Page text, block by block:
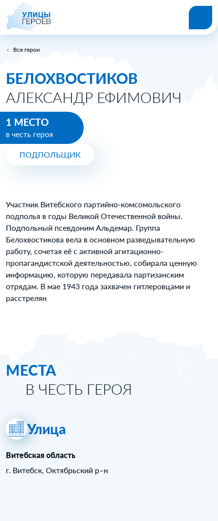
Все герои
БЕЛОХВОСТИКОВ
АЛЕКСАНДР ЕФИМОВИЧ
1 МЕСТО
в честь героя
ПОДПОЛЬЩИК
Участник Витебского партийно-комсомольского
подполья в годы Великой Отечественной войны.
Подпольный псевдоним Альдемар. Группа
Белохвостикова вела в основном разведывательную
работу, сочетая её с активной агитационно-
пропагандистской деятельностью, собирала ценную
информацию, которую передавала партизанским
отрядам. В мае 1943 года захвачен гитлеровцами и
расстрелян
МЕСТА
В ЧЕСТЬ ГЕРОЯ
Улица
Витебская область
г. Витебск, Октябрьский р–н